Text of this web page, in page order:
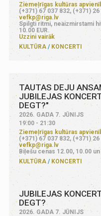
Ziemeļrīgas kultūras
(+371) 67 037 832, (+371) 26
vefkp@riga.lv
Spilgti ritmi, neaizmirstami
10.00 EUR.
Uzzini vairāk
KULTŪRA
KONCERTI
TAUTAS DEJU
JUBILEJAS
DEGT?"
2026. GADA 7. JŪNIJS
19:00 - 21:30
Ziemeļrīgas kultūras
(+371) 67 037 832, (+371) 26
vefkp@riga.lv
Biļešu cenas 12.00, 10.00 un
KULTŪRA
KONCERTI
JUBILEJAS
DEGT?
2026. GADA 7. JŪNIJS